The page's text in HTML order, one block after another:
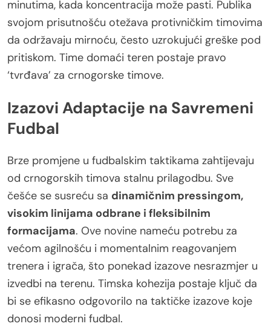
minutima, kada koncentracija može pasti. Publika
svojom prisutnošću otežava protivničkim timovima
da održavaju mirnoću, često uzrokujući greške pod
pritiskom. Time domaći teren postaje pravo
‘tvrđava’ za crnogorske timove.
Izazovi Adaptacije na Savremeni
Fudbal
Brze promjene u fudbalskim taktikama zahtijevaju
od crnogorskih timova stalnu prilagodbu. Sve
češće se susreću sa dinamičnim pressingom,
visokim linijama odbrane i fleksibilnim
formacijama. Ove novine nameću potrebu za
većom agilnošću i momentalnim reagovanjem
trenera i igrača, što ponekad izazove nesrazmjer u
izvedbi na terenu. Timska kohezija postaje ključ da
bi se efikasno odgovorilo na taktičke izazove koje
donosi moderni fudbal.